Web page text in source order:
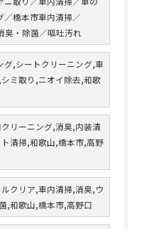
／橋本市車内清掃／
臭・除菌／嘔吐汚れ
グ,シートクリーニング,車
ミ取り,ニオイ除去,和歌
リーニング,消臭,内装清
清掃,和歌山,橋本市,高野
クリア,車内清掃,消臭,ウ
,和歌山,橋本市,高野口